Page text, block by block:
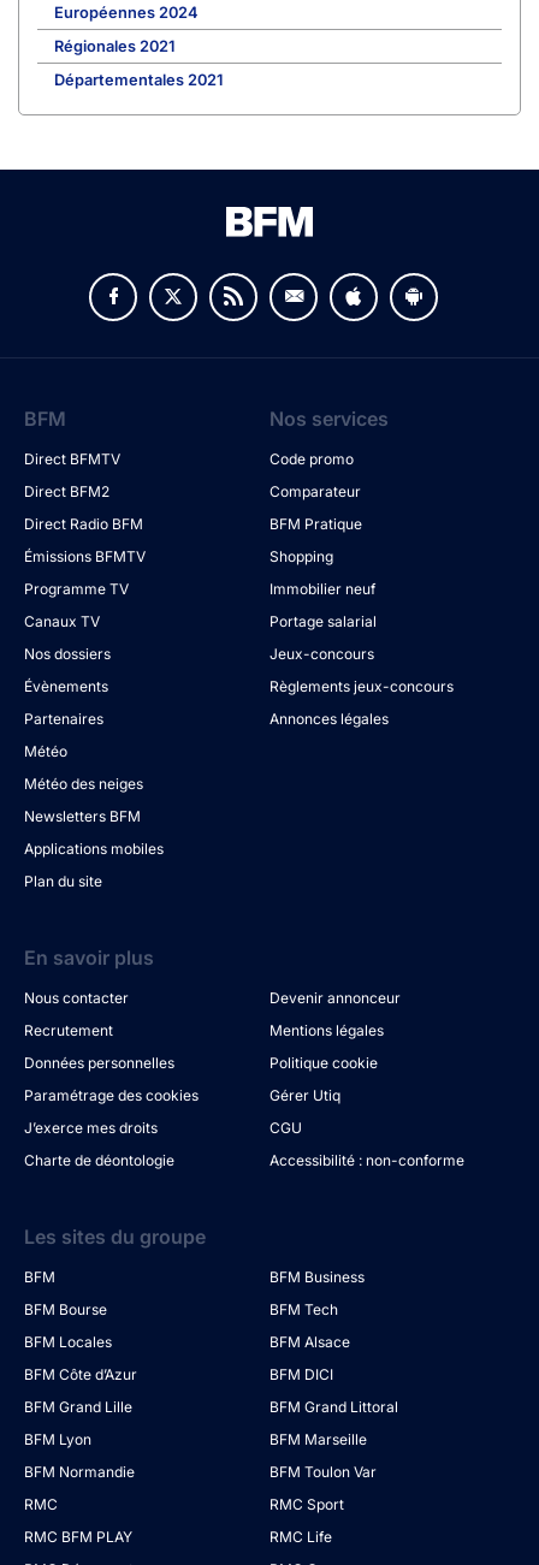
Européennes 2024
Régionales 2021
Départementales 2021
BFM
Direct BFMTV
Direct BFM2
Direct Radio BFM
Émissions BFMTV
Programme TV
Canaux TV
Nos dossiers
Évènements
Partenaires
Météo
Météo des neiges
Newsletters BFM
Applications mobiles
Plan du site
Nos services
Code promo
Comparateur
BFM Pratique
Shopping
Immobilier neuf
Portage salarial
Jeux-concours
Règlements jeux-concours
Annonces légales
En savoir plus
Nous contacter
Devenir annonceur
Recrutement
Mentions légales
Données personnelles
Politique cookie
Paramétrage des cookies
Gérer Utiq
J’exerce mes droits
CGU
Charte de déontologie
Accessibilité : non-conforme
Les sites du groupe
BFM
BFM Business
BFM Bourse
BFM Tech
BFM Locales
BFM Alsace
BFM Côte d’Azur
BFM DICI
BFM Grand Lille
BFM Grand Littoral
BFM Lyon
BFM Marseille
BFM Normandie
BFM Toulon Var
RMC
RMC Sport
RMC BFM PLAY
RMC Life